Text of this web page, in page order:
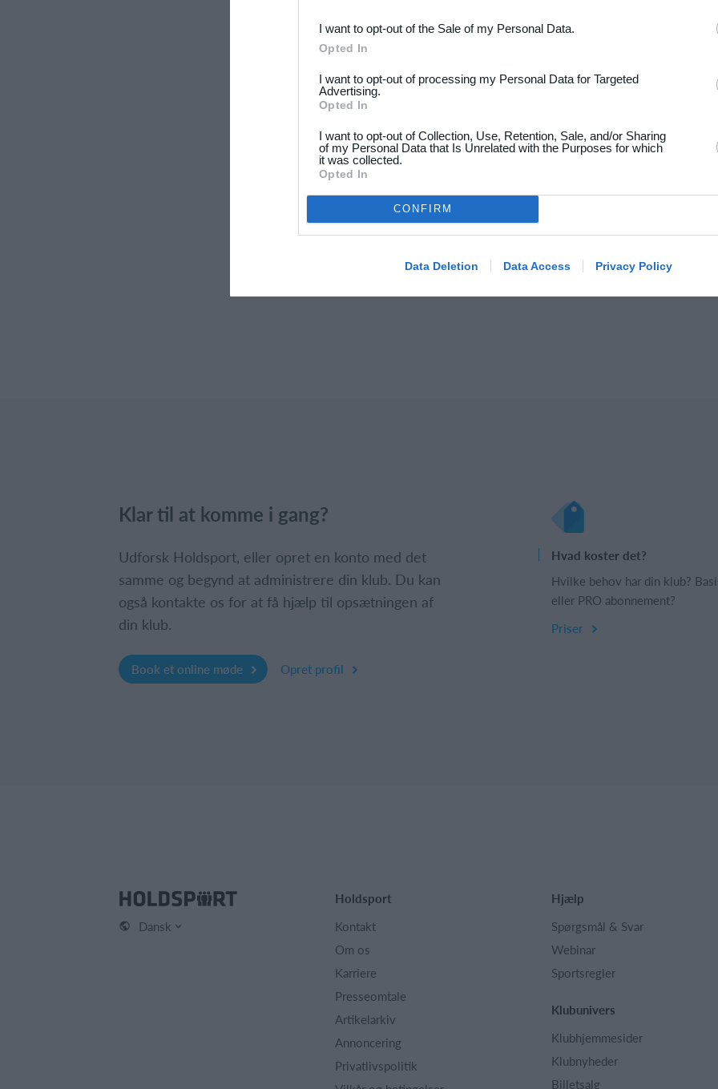
I want to opt-out of the Sale of my Personal Data.
Opted In
I want to opt-out of processing my Personal Data for Targeted
Advertising.
Opted In
I want to opt-out of Collection, Use, Retention, Sale, and/or Sharing
of my Personal Data that Is Unrelated with the Purposes for which
it was collected.
Opted In
CONFIRM
Data Deletion Data Access Privacy Policy
1
Klar til at komme i gang?
Udforsk Holdsport, eller opret en konto med det
samme og begynd at administrere din klub. Du kan
også kontakte os for at få hjælp til opsætningen af
din klub.
Book et online møde Opret profil
Hvad koster det?
Hvilke behov har din klub?
eller PRO abonnement?
Priser
Dansk
Holdsport
Kontakt
Om os
Karriere
Presseomtale
Artikelarkiv
Annoncering
Privatlivspolitik
Hjælp
Spørgsmål & Svar
Webinar
Sportsregler
Klubunivers
Klubhjemmesider
Klubnyheder
Billetsalg